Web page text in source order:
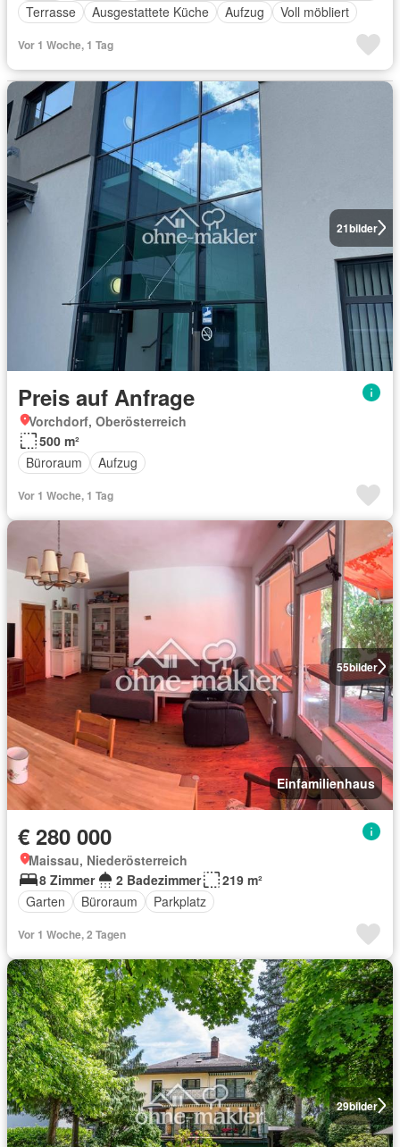
Terrasse
Ausgestattete Küche Aufzug Voll möbliert
Vor 1 Woche, 1 Tag
21bilder
Preis auf Anfrage
Vorchdorf, Oberösterreich
500 m²
Büroraum
Aufzug
Vor 1 Woche, 1 Tag
55bilder
Einfamilienhaus
€ 280 000
Maissau, Niederösterreich
8 Zimmer
2 Badezimmer
219 m²
Garten
Büroraum Parkplatz
Vor 1 Woche, 2 Tagen
29bilder